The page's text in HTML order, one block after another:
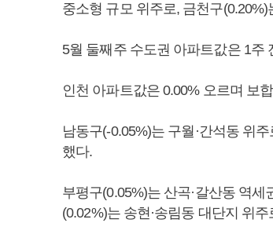
중소형 규모 위주로, 금천구
5월 둘째주 수도권 아파트값은 1주
인천 아파트값은 0.00% 오르며 보
남동구(-0.05%)는 구월·간석동 위
했다.
부평구(0.05%)는 산곡·갈산동 역
(0.02%)는 송현·송림동 대단지 위